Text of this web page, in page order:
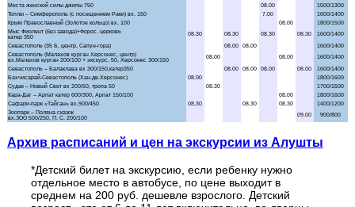
Бахчисарай + Чуфут-Кале
Большой каньон Крыма
Волшебный ЮБК +
Водопад Джур-Джур + храм Маяк
Долина привидений
Заповедник и Беседка ветров
Дата
Маршрут / Дни недели
Архив расписаний и цен на экскурсии из Алушты
*Детский билет на экскурсию, если ребенку нужно
отдельное место в автобусе, по цене выходит в
среднем на 200 руб. дешевле взрослого. Детский